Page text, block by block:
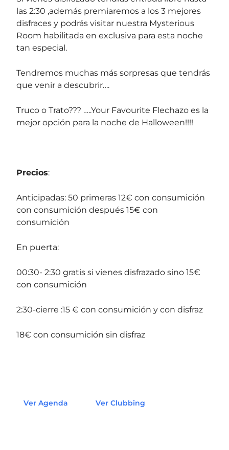
las 2:30 ,además premiaremos a los 3 mejores
disfraces y podrás visitar nuestra Mysterious
Room habilitada en exclusiva para esta noche
tan especial.
Tendremos muchas más sorpresas que tendrás
que venir a descubrir….
Truco o Trato??? …..Your Favourite Flechazo es la
mejor opción para la noche de Halloween!!!!
Precios:
Anticipadas: 50 primeras 12€ con consumición
con consumición después 15€ con
consumición
En puerta:
00:30- 2:30 gratis si vienes disfrazado sino 15€
con consumición
2:30-cierre :15 € con consumición y con disfraz
18€ con consumición sin disfraz
Ver Agenda Ver Clubbing